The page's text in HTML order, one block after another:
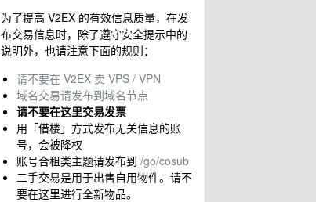
为了提高 V2EX 的有效信息质量，在发
布交易信息时，除了遵守安全提示中的
说明外，也请注意下面的规则：
请不要在 V2EX 卖 VPS / VPN
域名交易请发布到域名节点
请不要在这里交易发票
用「借楼」方式发布无关信息的账
号，会被降权
账号合租类主题请发布到 /go/cosub
二手交易是用于出售自用物件。请不
要在这里进行全新物品。